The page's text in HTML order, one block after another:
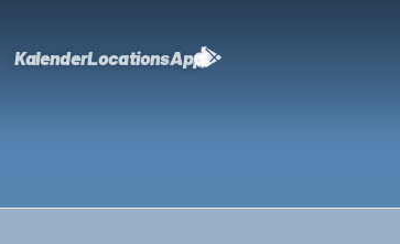
KalenderLocationsApp